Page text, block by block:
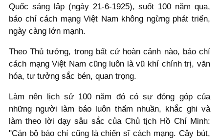
Quốc sáng lập (ngày 21-6-1925), suốt 100 năm qua,
báo chí cách mạng Việt Nam không ngừng phát triển,
ngày càng lớn mạnh.
Theo Thủ tướng, trong bất cứ hoàn cảnh nào, báo chí
cách mạng Việt Nam cũng luôn là vũ khí chính trị, văn
hóa, tư tưởng sắc bén, quan trọng.
Làm nên lịch sử 100 năm đó có sự đóng góp của
những người làm báo luôn thấm nhuần, khắc ghi và
làm theo lời dạy sâu sắc của Chủ tịch Hồ Chí Minh:
"Cán bộ báo chí cũng là chiến sĩ cách mạng. Cây bút,